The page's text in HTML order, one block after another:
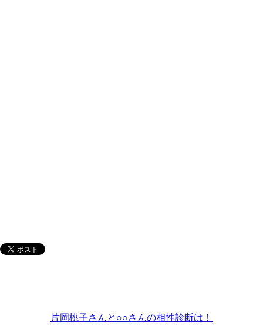
片岡桃子さんと○○さんの相性診断は！